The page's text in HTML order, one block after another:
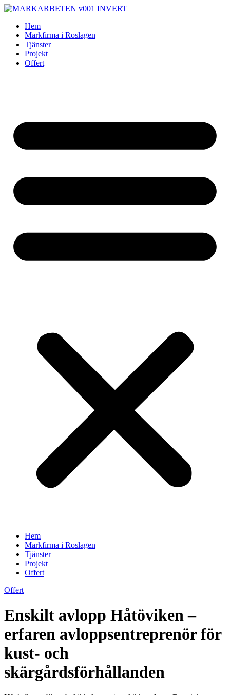
Skip
contentHem
Markfirma i Roslagen
Tjänster
Projekt
Offert
Hem
Markfirma i Roslagen
Tjänster
Projekt
Offert
Offert
Enskilt avlopp Håtöviken –
erfaren avloppsentreprenör för
kust- och
skärgårdsförhållanden